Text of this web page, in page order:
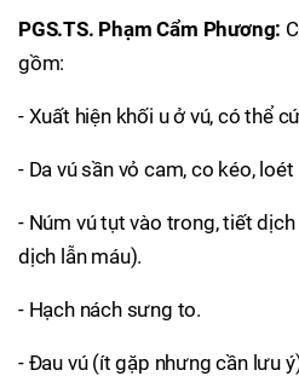
PGS.TS. Phạm Cẩm Phương:
gồm:
- Xuất hiện khối u ở vú, có thể
- Da vú sần vỏ cam, co kéo,
- Núm vú tụt vào trong, tiết
dịch lẫn máu).
- Hạch nách sưng to.
- Đau vú (ít gặp nhưng cần lưu